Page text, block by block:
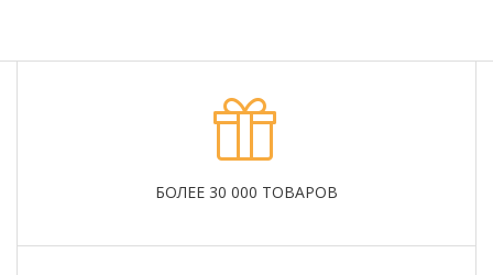
БОЛЕЕ 30 000 ТОВАРОВ